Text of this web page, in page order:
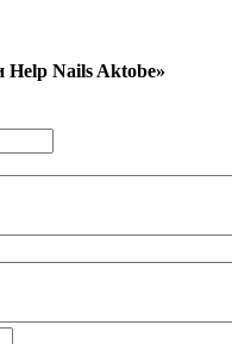
Нelp Nails Aktobe»